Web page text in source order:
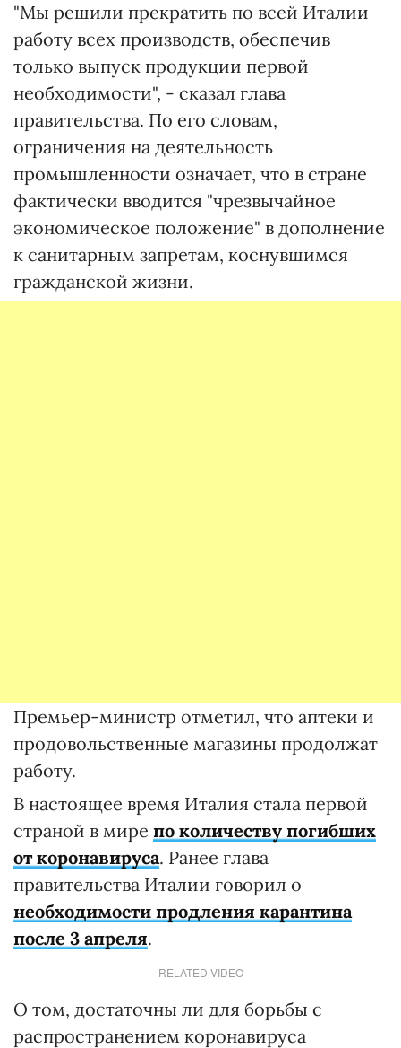
"Мы решили прекратить по всей Италии
работу всех производств, обеспечив
только выпуск продукции первой
необходимости", - сказал глава
правительства. По его словам,
ограничения на деятельность
промышленности означает, что в стране
фактически вводится "чрезвычайное
экономическое положение" в дополнение
к санитарным запретам, коснувшимся
гражданской жизни.
Премьер-министр отметил, что аптеки и
продовольственные магазины продолжат
работу.
В настоящее время Италия стала первой
страной в мире по количеству погибших
от коронавируса. Ранее глава
правительства Италии говорил о
необходимости продления карантина
после 3 апреля.
RELATED VIDEO
О том, достаточны ли для борьбы с
распространением коронавируса